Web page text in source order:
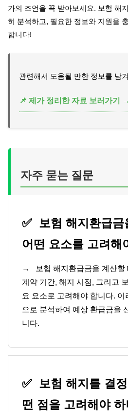
가의 조언을 꼭 받아보세요. 보험 해
히 분석하고, 필요한 정보와 지원을
합니다!
관련해서 도움될 만한 정보를 남
📌 제가 정리한 자료 보러가기 →
자주 묻는 질문
✅ 보험 해지환급금
어떤 요소를 고려해
→
보험 해지환급금을 계산
계약 기간, 해지 시점, 그리고
요 요소로 고려해야 합니다.
으로 분석하여 예상 환급금을
니다.
✅ 보험 해지를 결
떤 점을 고려해야